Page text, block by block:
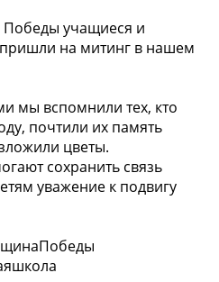
Победы учащиеся и
на митинг в нашем
мы вспомнили тех, кто
почтили их память
цветы.
сохранить связь
уважение к подвигу